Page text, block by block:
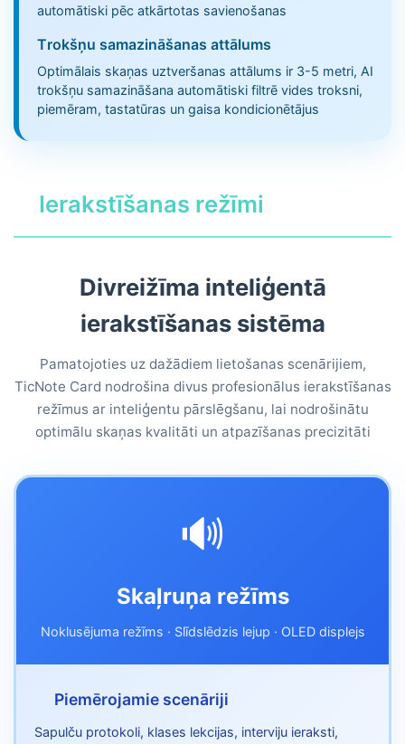
automātiski pēc atkārtotas savienošanas
Trokšņu samazināšanas attālums
Optimālais skaņas uztveršanas attālums ir 3-5 metri, AI
trokšņu samazināšana automātiski filtrē vides troksni,
piemēram, tastatūras un gaisa kondicionētājus
Ierakstīšanas režīmi
Divreižīma inteliģentā
ierakstīšanas sistēma
Pamatojoties uz dažādiem lietošanas scenārijiem,
TicNote Card nodrošina divus profesionālus ierakstīšanas
režīmus ar inteliģentu pārslēgšanu, lai nodrošinātu
optimālu skaņas kvalitāti un atpazīšanas precizitāti
🔊
Skaļruņa režīms
Noklusējuma režīms · Slīdslēdzis lejup · OLED displejs
Piemērojamie scenāriji
Sapulču protokoli, klases lekcijas, interviju ieraksti,